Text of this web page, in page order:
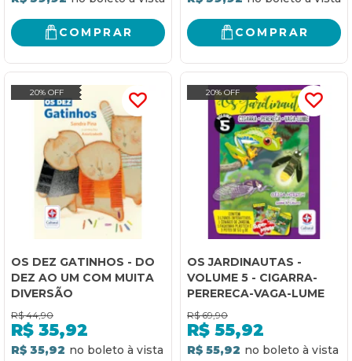
COMPRAR COMPRAR
20% OFF
OS DEZ GATINHOS - DO
DEZ AO UM COM MUITA
DIVERSÃO
R$ 44,90
R$ 35,92
R$ 35,92
20% OFF
OS JARDINAUTAS -
VOLUME 5 - CIGARRA-
PERERECA-VAGA-LUME
R$ 69,90
R$ 55,92
R$ 55,92